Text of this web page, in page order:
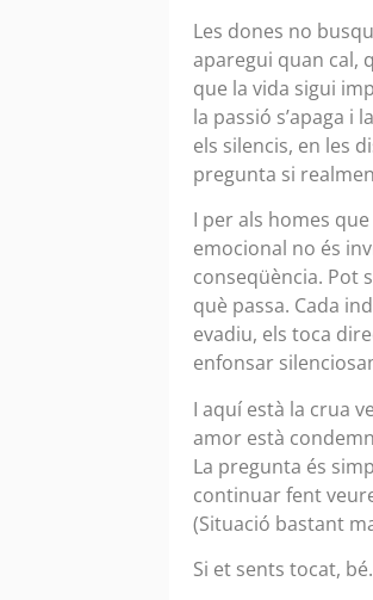
Les dones no
aparegui quan cal,
que la vida sigui
la passió s’apaga i
els silencis, en les
pregunta si
I per als homes
emocional no és
conseqüència. Pot
què passa. Cada
evadiu, els toca
enfonsar
I aquí està la crua
amor està
La pregunta és
continuar fent
(Situació bastant
Si et sents tocat, bé.